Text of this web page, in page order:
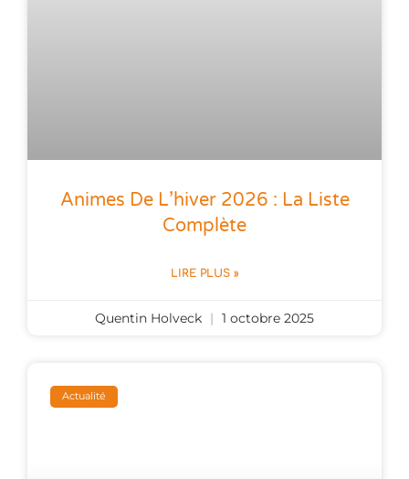
Animes De L’hiver 2026 : La Liste
Complète
LIRE PLUS »
Quentin Holveck 1 octobre 2025
Actualité